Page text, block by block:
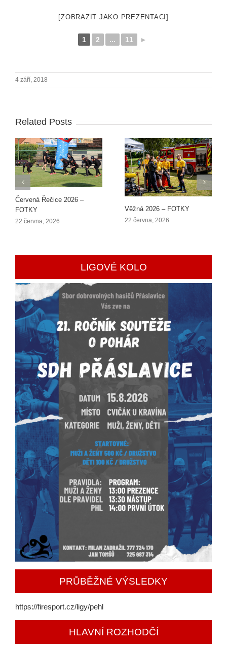
[ZOBRAZIT JAKO PREZENTACI]
1 2 ... 11 ►
4 září, 2018
Related Posts
Červená Řečice 2026 –
FOTKY
22 června, 2026
Věžná 2026 – FOTKY
22 června, 2026
LIGOVÉ KOLO
PRŮBĚŽNÉ VÝSLEDKY
https://firesport.cz/ligy/pehl
HLAVNÍ ROZHODČÍ